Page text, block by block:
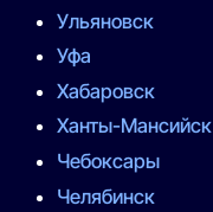
Ульяновск
Уфа
Хабаровск
Ханты-Мансийск
Чебоксары
Челябинск